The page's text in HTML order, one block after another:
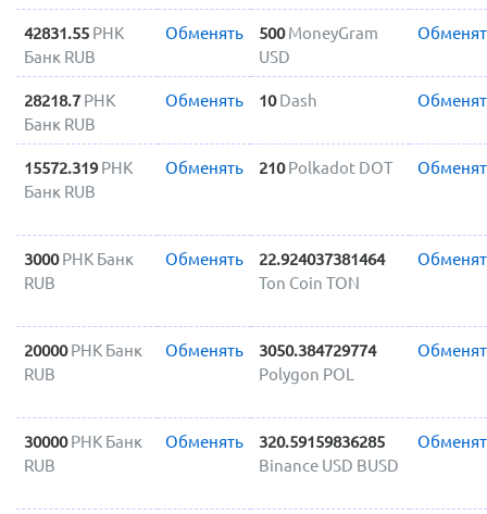
42831.55 РНК
Банк RUB
Обменять 500 MoneyGram
USD
28218.7 РНК
Банк RUB
Обменять 10 Dash
15572.319 РНК
Банк RUB
Обменять 210 Polkadot DOT
3000 РНК Банк
RUB
Обменять
22.924037381464
Ton Coin TON
20000 РНК Банк
RUB
Обменять
3050.384729774
Polygon POL
30000 РНК Банк
RUB
Обменять
320.59159836285
Binance USD BUSD